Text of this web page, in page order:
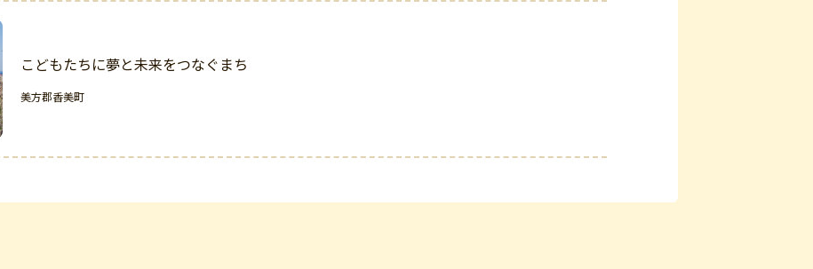
こどもたちに夢と未来をつなぐまち
美方郡香美町